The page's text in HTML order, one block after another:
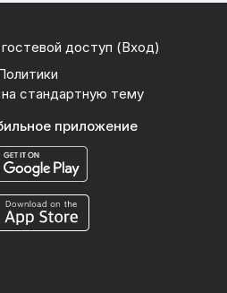
доступ (Вход)
стандартную тему
приложение